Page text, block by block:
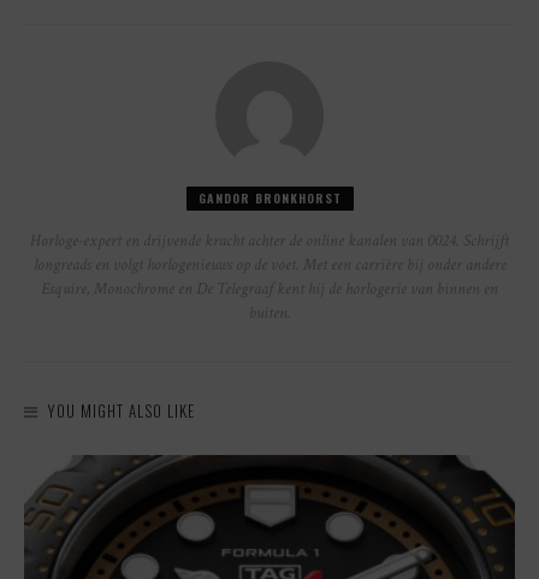
GANDOR BRONKHORST
Horloge-expert en drijvende kracht achter de online kanalen van 0024. Schrijft
longreads en volgt horlogenieuws op de voet. Met een carrière bij onder andere
Esquire, Monochrome en De Telegraaf kent hij de horlogerie van binnen en
buiten.
YOU MIGHT ALSO LIKE